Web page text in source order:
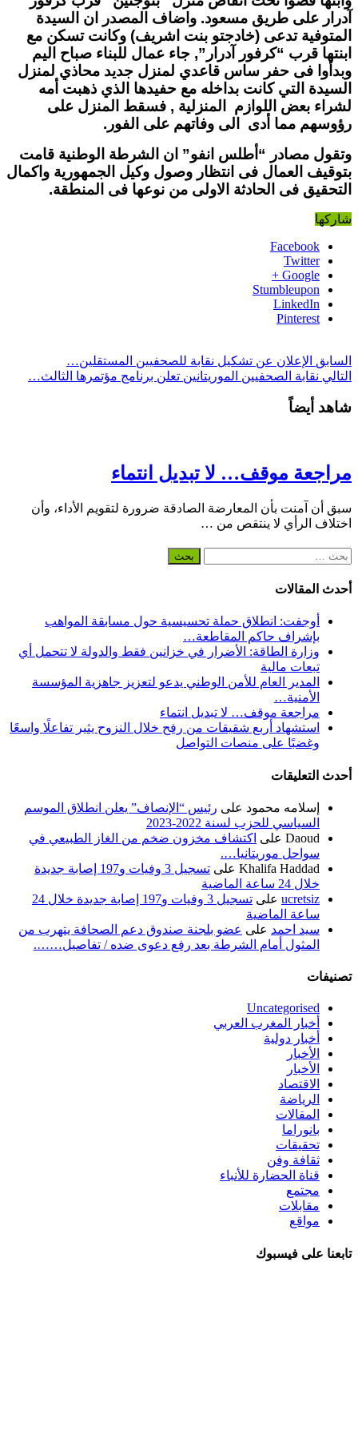
آدرار على طريق مسعود. واضاف المصدر ان السيدة
المتوفية تدعى (خادجتو بنت اشريف) وكانت تسكن مع
ابنتها قرب “كرفور آدرار”, جاء عمال للبناء صباح اليم
وبدأوا فى حفر ساس قاعدي لمنزل جديد محاذي لمنزل
السيدة التي كانت بداخله مع حفيدها الذي ذهبت أمه
لشراء بعض اللوازم المنزلية , فسقط المنزل على
رؤوسهم مما أدى الى وفاتهم على الفور.
وتقول مصادر “أطلس انفو” ان الشرطة الوطنية قامت
بتوقيف العمال فى انتظار وصول وكيل الجمهورية واكمال
التحقيق فى الحادثة الاولى من نوعها فى المنطقة.
شاركها
Facebook
Twitter
Google +
Stumbleupon
LinkedIn
Pinterest
السابق الإعلان عن تشكيل نقابة للصحفيين المستقلين…
التالي نقابة الصحفيين الموريتانين تعلن برنامج مؤتمرها الثالث…
شاهد أيضاً
مراجعة موقف… لا تبديل انتماء
سبق أن آمنت بأن المعارضة الصادقة ضرورة لتقويم الأداء، وأن
اختلاف الرأي لا ينتقص من …
البحث
أحدث المقالات
أوجفت: انطلاق حملة تحسيسية حول مسابقة المواهب
بإشراف حاكم المقاطعة…
وزارة الطاقة: الأضرار في خزانين فقط والدولة لا تتحمل أي
تبعات مالية
المدير العام للأمن الوطني يدعو لتعزيز جاهزية المؤسسة
الأمنية…
مراجعة موقف… لا تبديل انتماء
استشهاد أربع شقيقات من رفح خلال النزوح يثير تفاعلًا واسعًا
وغضبًا على منصات التواصل
أحدث التعليقات
إسلامه محمود على رئيس “الإنصاف” يعلن انطلاق الموسم
السياسي للحزب لسنة 2022-2023
Daoud على اكتشاف مخزون ضخم من الغاز الطبيعي في
سواحل موريتانيا….
Khalifa Haddad على
تسجيل 3 وفيات و197 إصابة جديدة
خلال 24 ساعة الماضية
ucretsiz على
تسجيل 3 وفيات و197 إصابة جديدة خلال 24
ساعة الماضية
سيد احمد على عضو بلجنة صندوق دعم الصحافة يتهرب من
المثول أمام الشرطة بعد رفع دعوى ضده / تفاصيل…….
تصنيفات
Uncategorised
أخبار المغرب العربي
أخبار دولية
الأخبار
الأخبار
الاقتصاد
الرياضة
المقالات
بانوراما
تحقيقات
ثقافة وفن
قناة الحضارة للأنباء
مجتمع
مقابلات
مواقع
تابعنا على فيسبوك